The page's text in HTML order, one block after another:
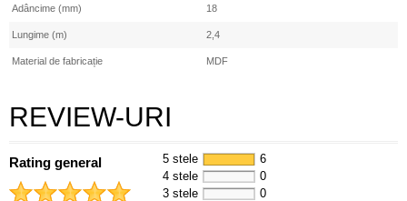
Adâncime (mm) 18
Lungime (m) 2,4
Material de fabricație MDF
REVIEW-URI
Rating general 5 stele
6
4 stele
0
3 stele
0